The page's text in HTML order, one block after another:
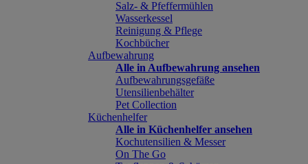
Salz- & Pfeffermühlen
Wasserkessel
Reinigung & Pflege
Kochbücher
Aufbewahrung
Alle in Aufbewahrung ansehen
Aufbewahrungsgefäße
Utensilienbehälter
Pet Collection
Küchenhelfer
Alle in Küchenhelfer ansehen
Kochutensilien & Messer
On The Go